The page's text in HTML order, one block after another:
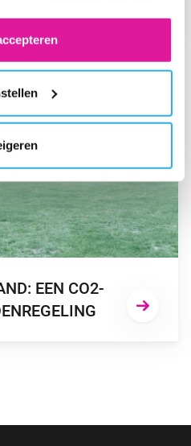
WILT. ONDER 'ZELF
VOOR DE COOKIES
EEN CO2-NEUTRALE
EEN CO2-